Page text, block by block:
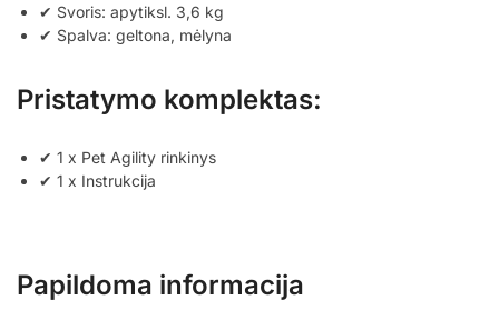
✔ Svoris: apytiksl. 3,6 kg
✔ Spalva: geltona, mėlyna
Pristatymo komplektas:
✔ 1 x Pet Agility rinkinys
✔ 1 x Instrukcija
Papildoma informacija